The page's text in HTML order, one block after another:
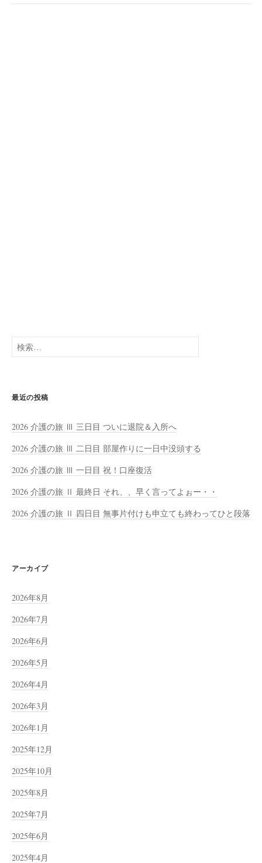
検
索:
最近の投稿
2026 介護の旅 Ⅲ 三日目 ついに退院＆入所へ
2026 介護の旅 Ⅲ 二日目 部屋作りに一日中没頭する
2026 介護の旅 Ⅲ 一日目 祝！口座復活
2026 介護の旅 Ⅱ 最終日 それ、、早く言ってよぉー・・
2026 介護の旅 Ⅱ 四日目 無事片付けも申立ても終わってひと段落
アーカイブ
2026年8月
2026年7月
2026年6月
2026年5月
2026年4月
2026年3月
2026年1月
2025年12月
2025年10月
2025年8月
2025年7月
2025年6月
2025年4月